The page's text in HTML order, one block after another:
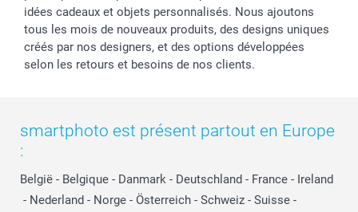
idées cadeaux et objets personnalisés. Nous ajoutons
tous les mois de nouveaux produits, des designs uniques
créés par nos designers, et des options développées
selon les retours et besoins de nos clients.
smartphoto est présent partout en Europe
:
België - Belgique - Danmark - Deutschland - France - Ireland
- Nederland - Norge - Österreich - Schweiz - Suisse -